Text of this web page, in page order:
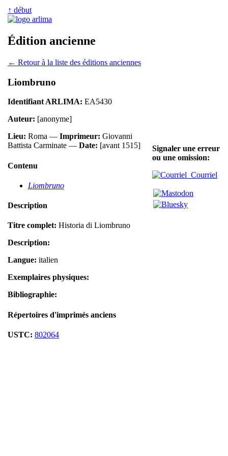
↑ début
Édition ancienne
← Retour à la liste des éditions anciennes
Liombruno
Identifiant ARLIMA: EA5430
Auteur: [anonyme]
Lieu: Roma — Imprimeur: Giovanni
Battista Carminate — Date: [avant 1515]
Contenu
Liombruno
Description
Titre complet: Historia di Liombruno
Description:
Langue: italien
Exemplaires physiques:
Bibliographie:
Répertoires d'imprimés anciens
USTC: 802064
Signaler une erreur
ou une omission:
Courriel